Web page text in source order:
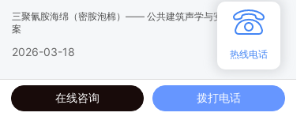
三聚氰胺海绵（密胺泡棉）—— 公共建筑声学与安全材料首选方
案
2026-03-18
三聚氰胺海绵：工厂管道保温优选
热线电话
在线咨询 拨打电话